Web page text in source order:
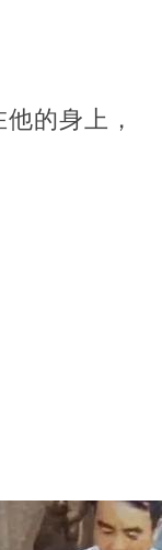
的身上，‍‍‍‍